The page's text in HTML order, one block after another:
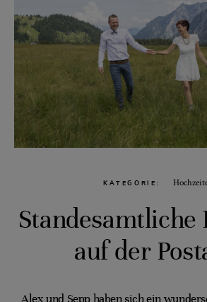
KATEGORIE
Standesamtliche
auf der
Alex und Sepp haben sich ein